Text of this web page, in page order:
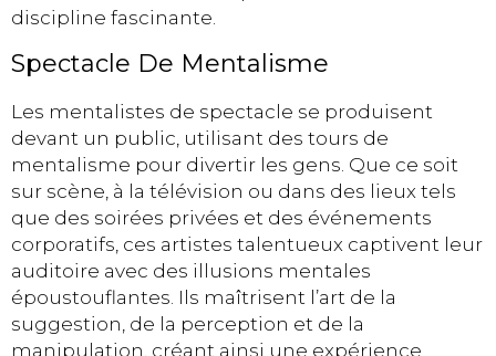
discipline fascinante.
Spectacle De Mentalisme
Les mentalistes de spectacle se produisent
devant un public, utilisant des tours de
mentalisme pour divertir les gens. Que ce soit
sur scène, à la télévision ou dans des lieux tels
que des soirées privées et des événements
corporatifs, ces artistes talentueux captivent leur
auditoire avec des illusions mentales
époustouflantes. Ils maîtrisent l’art de la
suggestion, de la perception et de la
manipulation, créant ainsi une expérience